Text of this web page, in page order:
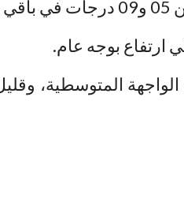
ارتفاع بوجه عام.
المتوسطية،